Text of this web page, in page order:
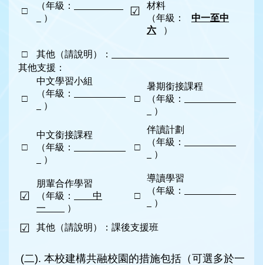
□
（年級：
）
☑
材料
（年級： 中一至中
六 ）
□
其他（請說明）：
其他支援：
□
中文學習小組
（年級：
）
□
暑期銜接課程
（年級：
）
□
中文銜接課程
（年級：
）
□
伴讀計劃
（年級：
）
☑
朋輩合作學習
（年級：
中
一
）
□
導讀學習
（年級：
）
☑ 其他（請說明）：課後支援班
(二). 本校建構共融校園的措施包括（可選多於一